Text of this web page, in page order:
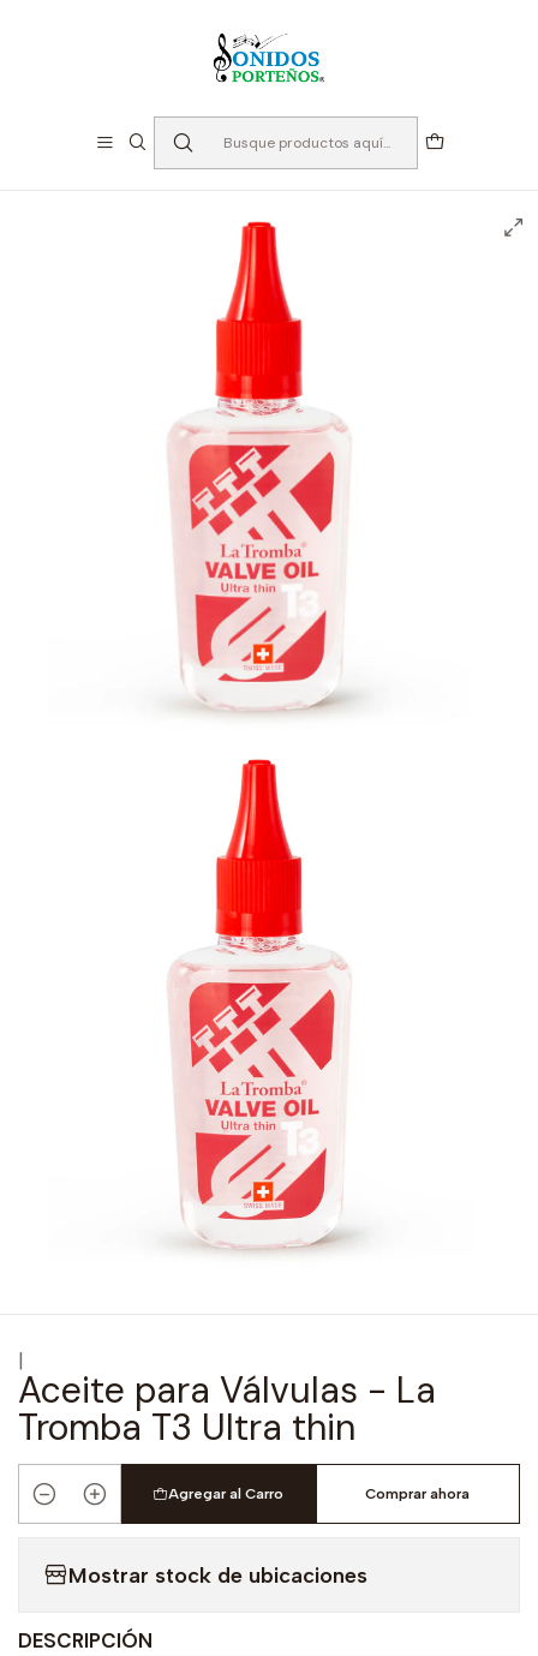
Instrumento de Viento
Accesorios Bronces
Aceite para Válvulas - La Tromba T3 Ultra thin
|
Aceite para Válvulas - La
Tromba T3 Ultra thin
Cantidad
Agregar al Carro Comprar ahora
Mostrar stock de ubicaciones
DESCRIPCIÓN